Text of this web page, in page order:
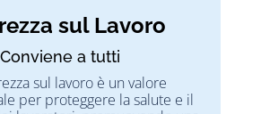
sul Lavoro
Conviene a tutti
sul lavoro è un valore
per proteggere la salute e il